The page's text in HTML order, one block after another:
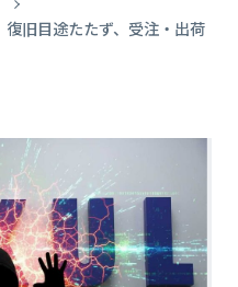
旧目途たたず、受注・出荷